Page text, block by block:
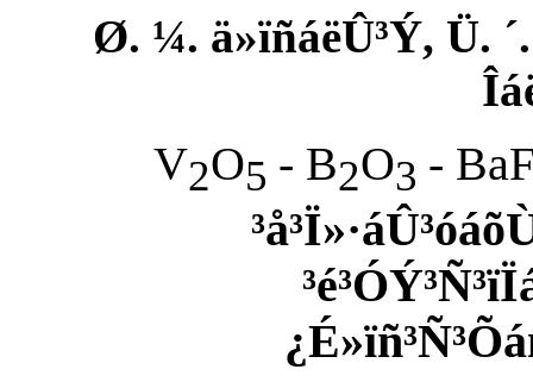
Ø. ¼. ä»ïñáëÛ³Ý, Ü.
V2O5 - B2O3 -